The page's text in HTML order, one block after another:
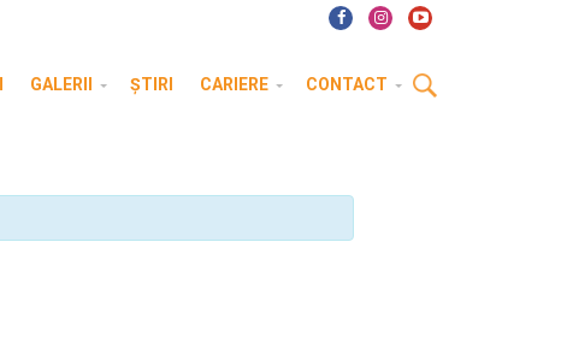
GALERII ȘTIRI CARIERE CONTACT